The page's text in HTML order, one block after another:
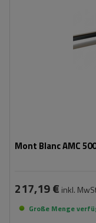
Mont Blanc AMC
217,19 € inkl.
Große Menge